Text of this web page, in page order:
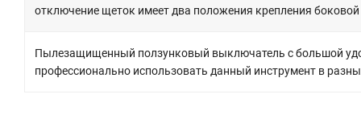
отключение щеток имеет два положения крепления боковой
Пылезащищенный ползунковый выключатель с большой
профессионально использовать данный инструмент в